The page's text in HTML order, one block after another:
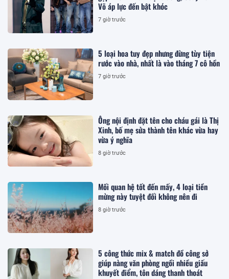
Võ áp lực đến bật khóc
7 giờ trước
5 loại hoa tuy đẹp nhưng đừng tùy tiện
rước vào nhà, nhất là vào tháng 7 cô hồn
7 giờ trước
Ông nội định đặt tên cho cháu gái là Thị
Xinh, bố mẹ sửa thành tên khác vừa hay
vừa ý nghĩa
8 giờ trước
Mối quan hệ tốt đến mấy, 4 loại tiền
mừng này tuyệt đối không nên đi
8 giờ trước
5 công thức mix & match đồ công sở
giúp nàng văn phòng ngồi nhiều giấu
khuyết điểm, tôn dáng thanh thoát